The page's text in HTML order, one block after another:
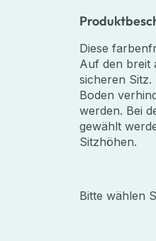
Diese
Auf den breit
sicheren
Boden
werden. Bei
gewählt
Sitzhöhen.
Bitte wählen